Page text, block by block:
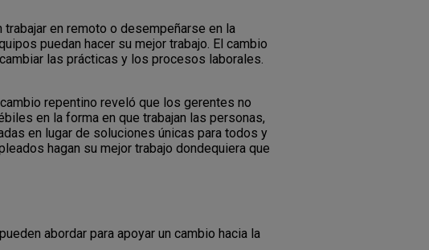
en remoto o desempeñarse en la
puedan hacer su mejor trabajo. El cambio
las prácticas y los procesos laborales.
repentino reveló que los gerentes no
en la forma en que trabajan las personas,
en lugar de soluciones únicas para todos y
hagan su mejor trabajo dondequiera que
abordar para apoyar un cambio hacia la